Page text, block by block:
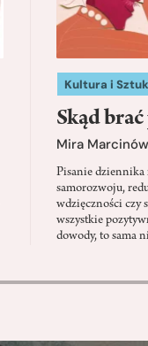
Kultura i
Skąd brać
Mira Marcinów
Pisanie dziennika
samorozwoju,
wdzięczności czy
wszystkie
dowody, to sama